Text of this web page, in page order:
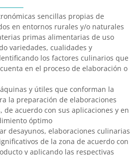
sencillas propias de
en entornos rurales y/o naturales
primas alimentarias de uso
variedades, cualidades y
los factores culinarios que
en el proceso de elaboración o
y útiles que conforman la
la preparación de elaboraciones
de acuerdo con sus aplicaciones y en
óptimo
desayunos, elaboraciones culinarias
de la zona de acuerdo con
y aplicando las respectivas